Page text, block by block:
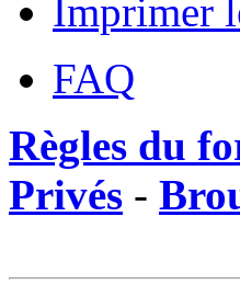
Imprimer
FAQ
Règles du
Privés -